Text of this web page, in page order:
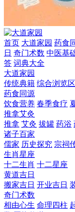
首页 大道家园 药食
日 奇门术数 中医基
答 词典大全
大道家园
传统典籍 综合浏览区
药食同源
饮食营养 春季食疗
推拿艾灸
推拿 艾灸 拔罐 药浴
诸子百家
儒家 历史探究 宗祠
生肖星座
十二生肖 十二星座
黄道吉日
搬家吉日 开业吉日
奇门术数
相由心生 命理四柱